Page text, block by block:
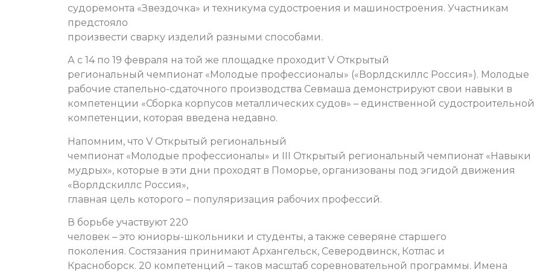
судоремонта «Звездочка» и техникума судостроения и машиностроения. Участникам
предстояло
произвести сварку изделий разными способами.
А с 14 по 19 февраля на той же площадке проходит V Открытый
региональный чемпионат «Молодые профессионалы» («Ворлдскиллс Россия»). Молодые
рабочие стапельно-сдаточного производства Севмаша демонстрируют свои навыки в
компетенции «Сборка корпусов металлических судов» – единственной судостроительной
компетенции, которая введена недавно.
Напомним, что V Открытый региональный
чемпионат «Молодые профессионалы» и III Открытый региональный чемпионат «Навыки
мудрых», которые в эти дни проходят в Поморье, организованы под эгидой движения
«Ворлдскиллс Россия»,
главная цель которого – популяризация рабочих профессий.
В борьбе участвуют 220
человек – это юниоры-школьники и студенты, а также северяне старшего
поколения. Состязания принимают Архангельск, Северодвинск, Котлас и
Красноборск. 20 компетенций – таков масштаб соревновательной программы. Имена